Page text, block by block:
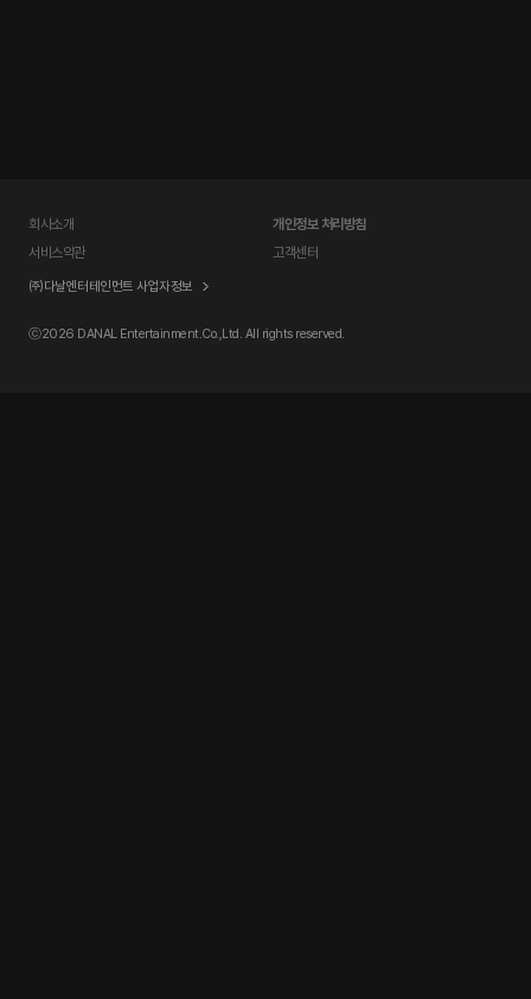
회사소개
개인정보 처리방침
서비스약관
고객센터
㈜다날엔터테인먼트 사업자정보
ⓒ2026 DANAL Entertainment.Co.,Ltd. All rights reserved.